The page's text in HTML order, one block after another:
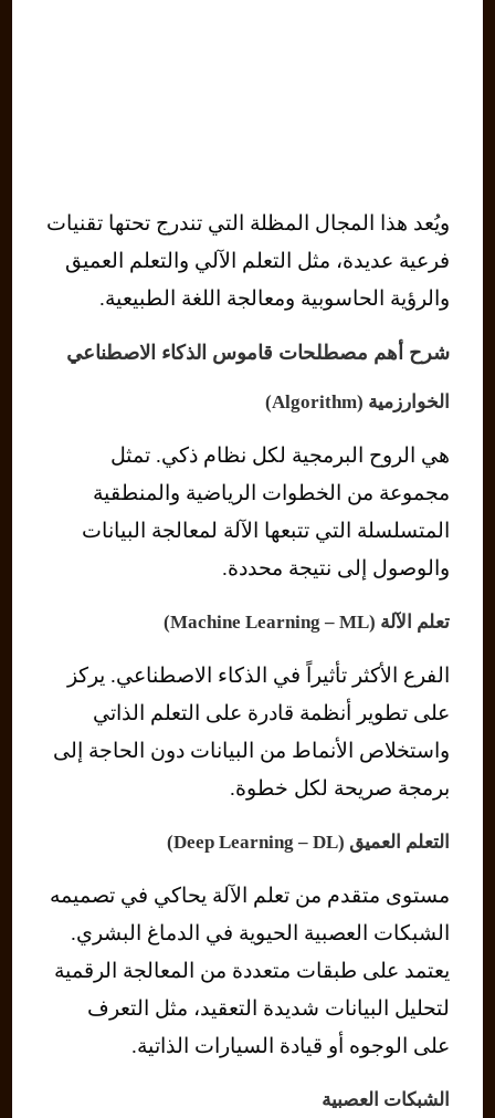
ويُعد هذا المجال المظلة التي تندرج تحتها تقنيات
فرعية عديدة، مثل التعلم الآلي والتعلم العميق
والرؤية الحاسوبية ومعالجة اللغة الطبيعية.
شرح أهم مصطلحات قاموس الذكاء الاصطناعي
الخوارزمية (Algorithm)
هي الروح البرمجية لكل نظام ذكي. تمثل
مجموعة من الخطوات الرياضية والمنطقية
المتسلسلة التي تتبعها الآلة لمعالجة البيانات
والوصول إلى نتيجة محددة.
تعلم الآلة (Machine Learning – ML)
الفرع الأكثر تأثيراً في الذكاء الاصطناعي. يركز
على تطوير أنظمة قادرة على التعلم الذاتي
واستخلاص الأنماط من البيانات دون الحاجة إلى
برمجة صريحة لكل خطوة.
التعلم العميق (Deep Learning – DL)
مستوى متقدم من تعلم الآلة يحاكي في تصميمه
الشبكات العصبية الحيوية في الدماغ البشري.
يعتمد على طبقات متعددة من المعالجة الرقمية
لتحليل البيانات شديدة التعقيد، مثل التعرف
على الوجوه أو قيادة السيارات الذاتية.
الشبكات العصبية